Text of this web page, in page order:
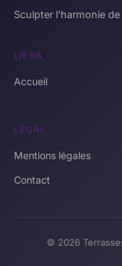
Sculpter l'harmonie
LIENS
Accueil
LÉGAL
Mentions légales
Contact
© 2026